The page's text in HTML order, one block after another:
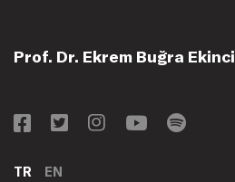
Prof. Dr. Ekrem Buğra Ekinci
TR EN